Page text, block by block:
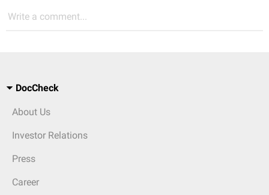
Write a comment...
DocCheck
About Us
Investor Relations
Press
Career